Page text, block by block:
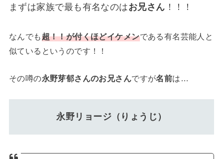
まずは家族で最も有名なのはお兄さん ！！！
なんでも超！！が付くほどイケメンである有名芸能人と
似ているというのです！！
その噂の永野芽郁さんのお兄さんですが名前は…
永野リョージ（りょうじ）